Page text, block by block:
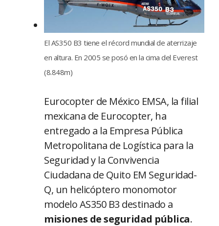
El AS350 B3 tiene el récord mundial de aterrizaje
en altura. En 2005 se posó en la cima del Everest
(8.848m)
Eurocopter de México EMSA, la filial
mexicana de Eurocopter, ha
entregado a la Empresa Pública
Metropolitana de Logística para la
Seguridad y la Convivencia
Ciudadana de Quito EM Seguridad-
Q, un helicóptero monomotor
modelo AS350 B3 destinado a
misiones de seguridad pública.